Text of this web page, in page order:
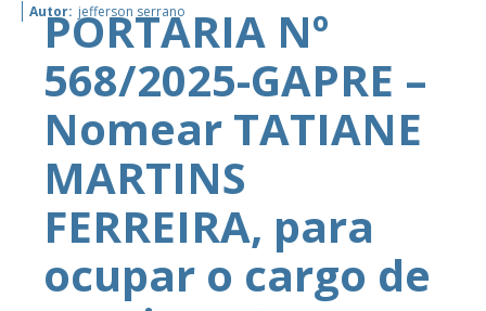
Autor: jefferson serrano
PORTARIA Nº
568/2025-GAPRE –
Nomear TATIANE
MARTINS
FERREIRA, para
ocupar o cargo de